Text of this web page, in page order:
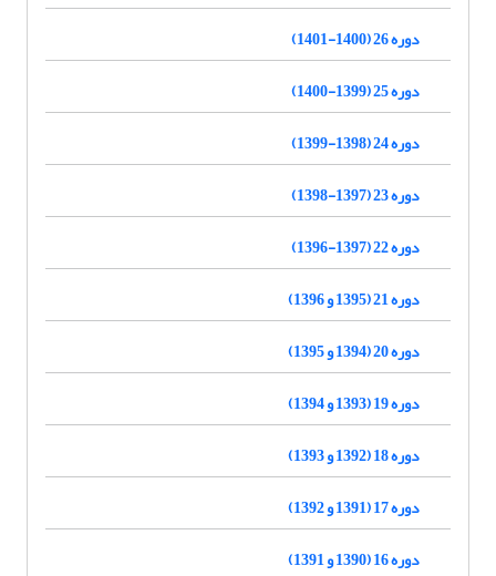
دوره 26 (1400-1401)
دوره 25 (1399-1400)
دوره 24 (1398-1399)
دوره 23 (1397-1398)
دوره 22 (1397-1396)
دوره 21 (1395 و 1396)
دوره 20 (1394 و 1395)
دوره 19 (1393 و 1394)
دوره 18 (1392 و 1393)
دوره 17 (1391 و 1392)
دوره 16 (1390 و 1391)